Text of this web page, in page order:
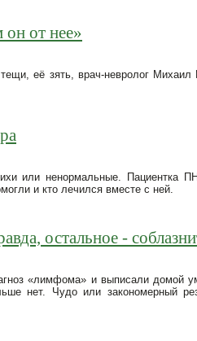
от нее»
её зять, врач-невролог
или ненормальные. Пациентка
и кто лечился вместе с ней.‌
остальное -
«лимфома» и выписали домой
нет. Чудо или закономерный